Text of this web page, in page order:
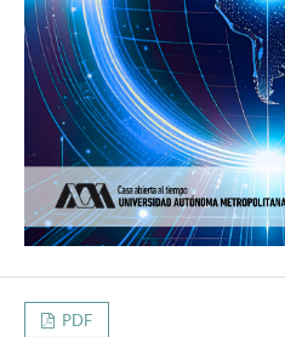
PDF